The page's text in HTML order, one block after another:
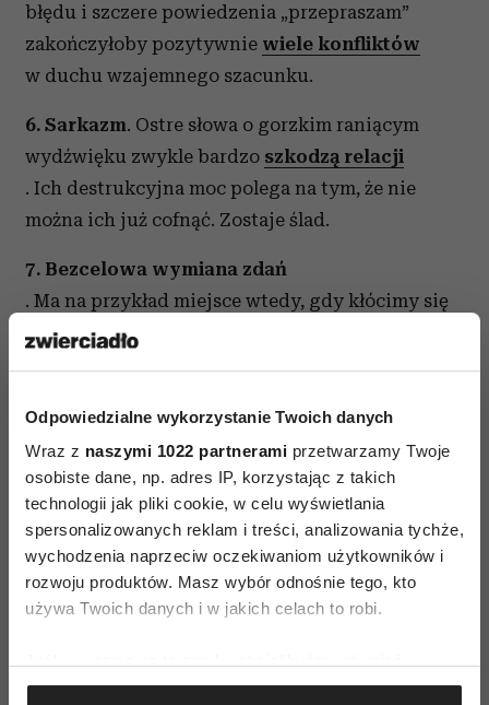
Odpowiedzialne wykorzystanie Twoich danych
Wraz z naszymi 1022 partnerami przetwarzamy Twoje
osobiste dane, np. adres IP, korzystając z takich
technologii jak pliki cookie, w celu wyświetlania
spersonalizowanych reklam i treści, analizowania tychże,
wychodzenia naprzeciw oczekiwaniom użytkowników i
rozwoju produktów. Masz wybór odnośnie tego, kto
używa Twoich danych i w jakich celach to robi.
Gromadzić dane dotyczące Twojej lokalizacji
błędu i szczere powiedzenia „przepraszam”
zakończyłoby pozytywnie wiele konfliktów
w duchu wzajemnego szacunku.
6. Sarkazm. Ostre słowa o gorzkim raniącym
wydźwięku zwykle bardzo szkodzą relacji
. Ich destrukcyjna moc polega na tym, że nie
można ich już cofnąć. Zostaje ślad.
7. Bezcelowa wymiana zdań
. Ma na przykład miejsce wtedy, gdy kłócimy się
o to, co ktoś kiedyś powiedział czy zrobił.
wypominanie dawnych błędów, oskarżanie oraz
podstępne manipulowania. Tego typu
zachowania niszczą spokój i szkodzą zaufaniu
w związku.